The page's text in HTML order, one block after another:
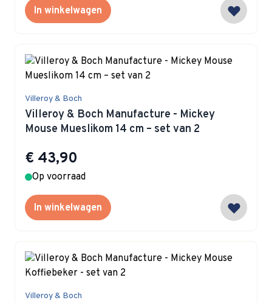
In winkelwagen
Villeroy & Boch
Villeroy & Boch Manufacture - Mickey
Mouse Mueslikom 14 cm – set van 2
€ 43,90
Op voorraad
In winkelwagen
Villeroy & Boch